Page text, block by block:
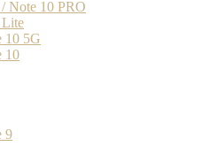
Note 10 PRO
10 5G
10
9